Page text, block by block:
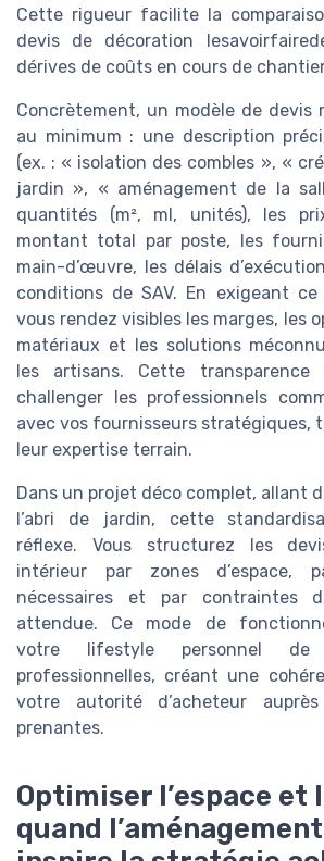
Cette rigueur facilite la
devis de décoration
dérives de coûts en cours de
Concrètement, un modèle de devis
au minimum : une description
(ex. : « isolation des combles », «
jardin », « aménagement de la
quantités (m², ml, unités), les
montant total par poste, les
main-d’œuvre, les délais
conditions de SAV. En exigeant
vous rendez visibles les marges, les
matériaux et les solutions
les artisans. Cette
challenger les professionnels
avec vos fournisseurs stratégiques,
leur expertise terrain.
Dans un projet déco complet, allant
l’abri de jardin, cette
réflexe. Vous structurez les
intérieur par zones d’espace,
nécessaires et par contraintes
attendue. Ce mode de
votre lifestyle personnel de
professionnelles, créant une
votre autorité d’acheteur
prenantes.
Optimiser l’espace et
quand